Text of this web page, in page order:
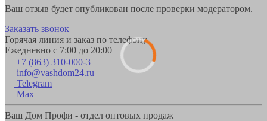
Ваш отзыв будет опубликован после проверки модератором.
Заказать звонок
Горячая линия и заказ по телефону
Ежедневно с 7:00 до 20:00
+7 (863) 310-000-3
info@vashdom24.ru
Telegram
Max
Ваш Дом Профи - отдел оптовых продаж